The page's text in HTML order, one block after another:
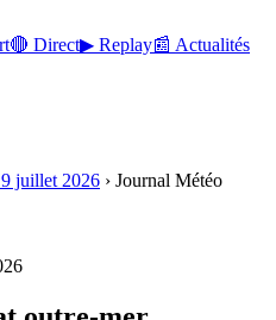
🔴 Direct▶ Replay📰 Actualités
juillet 2026 › Journal Météo